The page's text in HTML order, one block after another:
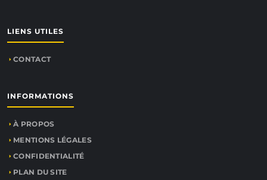
LIENS UTILES
CONTACT
INFORMATIONS
À PROPOS
MENTIONS LÉGALES
CONFIDENTIALITÉ
PLAN DU SITE